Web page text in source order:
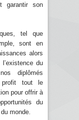
garantir son
tel que
sont en
alors
du
diplômés
profit tout le
pour offrir à
du
monde.